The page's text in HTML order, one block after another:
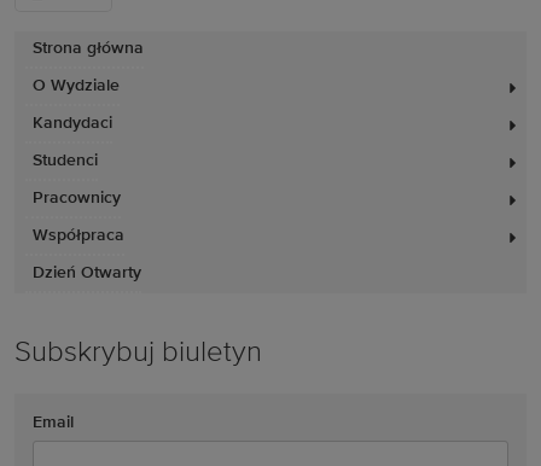
Strona główna
O Wydziale
Kandydaci
Studenci
Pracownicy
Współpraca
Dzień Otwarty
Subskrybuj biuletyn
Email